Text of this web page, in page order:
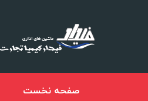
صفحه نخست